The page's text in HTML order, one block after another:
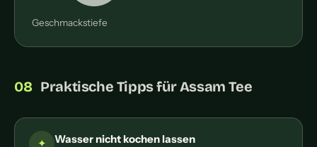
Geschmackstiefe
Praktische Tipps für Assam Tee
Wasser nicht kochen lassen